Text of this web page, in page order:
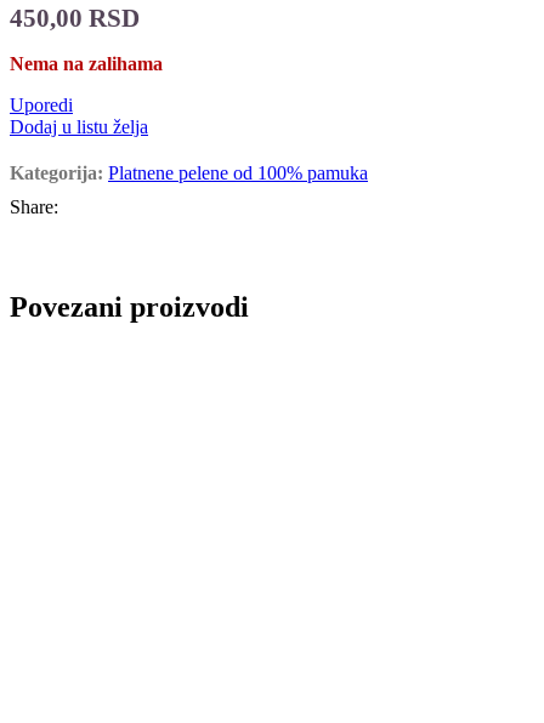
450,00 RSD
Nema na zalihama
Uporedi
Dodaj u listu želja
Kategorija: Platnene pelene od 100% pamuka
Share:
Povezani proizvodi